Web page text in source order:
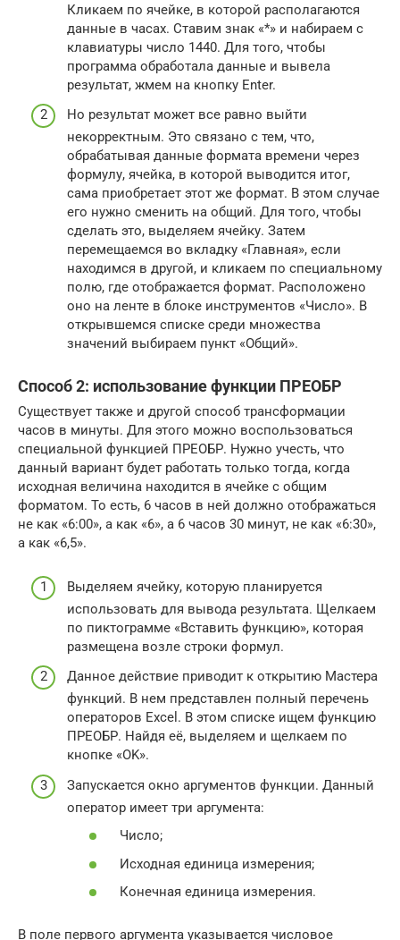
Кликаем по ячейке, в которой располагаются
данные в часах. Ставим знак «*» и набираем с
клавиатуры число 1440. Для того, чтобы
программа обработала данные и вывела
результат, жмем на кнопку Enter.
Но результат может все равно выйти
некорректным. Это связано с тем, что,
обрабатывая данные формата времени через
формулу, ячейка, в которой выводится итог,
сама приобретает этот же формат. В этом случае
его нужно сменить на общий. Для того, чтобы
сделать это, выделяем ячейку. Затем
перемещаемся во вкладку «Главная», если
находимся в другой, и кликаем по специальному
полю, где отображается формат. Расположено
оно на ленте в блоке инструментов «Число». В
открывшемся списке среди множества
значений выбираем пункт «Общий».
Способ 2: использование функции ПРЕОБР
Существует также и другой способ трансформации
часов в минуты. Для этого можно воспользоваться
специальной функцией ПРЕОБР. Нужно учесть, что
данный вариант будет работать только тогда, когда
исходная величина находится в ячейке с общим
форматом. То есть, 6 часов в ней должно отображаться
не как «6:00», а как «6», а 6 часов 30 минут, не как «6:30»,
а как «6,5».
Выделяем ячейку, которую планируется
использовать для вывода результата. Щелкаем
по пиктограмме «Вставить функцию», которая
размещена возле строки формул.
Данное действие приводит к открытию Мастера
функций. В нем представлен полный перечень
операторов Excel. В этом списке ищем функцию
ПРЕОБР. Найдя её, выделяем и щелкаем по
кнопке «OK».
Запускается окно аргументов функции. Данный
оператор имеет три аргумента:
Число;
Исходная единица измерения;
Конечная единица измерения.
В поле первого аргумента указывается числовое